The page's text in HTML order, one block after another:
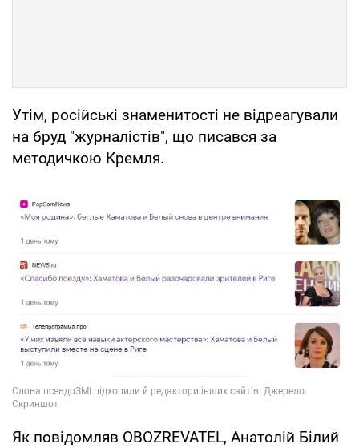
Утім, російські знаменитості не відреагували
на бруд "журналістів", що писався за
методичкою Кремля.
Як повідомляв OBOZREVATEL, Анатолій Білий